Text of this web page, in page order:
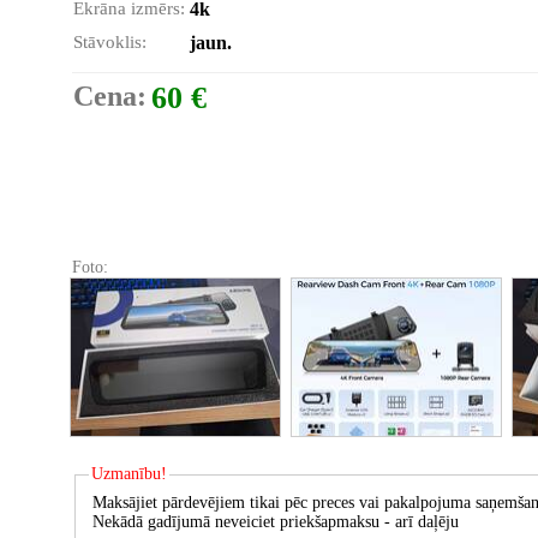
Ekrāna izmērs: 4k
Stāvoklis: jaun.
Cena: 60 €
Foto:
Uzmanību!
Maksājiet pārdevējiem tikai pēc preces vai pakalpojuma
Nekādā gadījumā neveiciet priekšapmaksu - arī daļēju